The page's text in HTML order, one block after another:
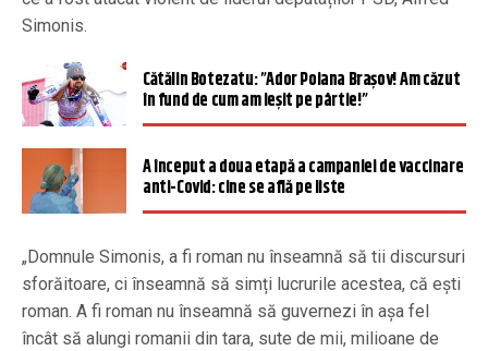
Simonis.
Cătălin Botezatu: ”Ador Poiana Braşov! Am căzut
în fund de cum am ieşit pe pârtie!”
A început a doua etapă a campaniei de vaccinare
anti-Covid: cine se află pe liste
„Domnule Simonis, a fi roman nu înseamnă să tii discursuri
sforăitoare, ci înseamnă să simți lucrurile acestea, că ești
roman. A fi roman nu înseamnă să guvernezi în așa fel
încât să alungi romanii din tara, sute de mii, milioane de